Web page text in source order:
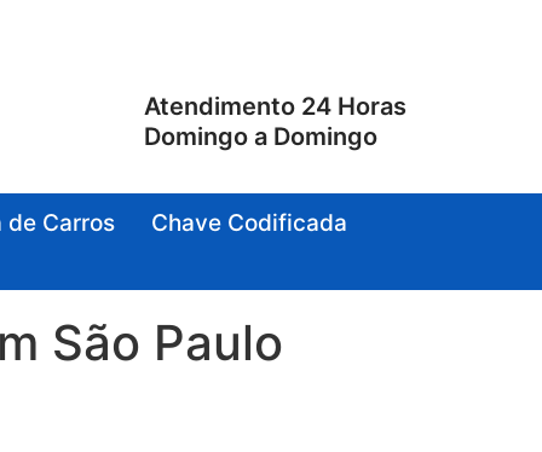
Atendimento 24 Horas
Domingo a Domingo
Carros
Chave Codificada
São Paulo